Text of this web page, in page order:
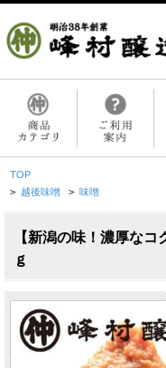
TOP
> 越後味噌 > 味噌
【新潟の味！濃厚な
ｇ